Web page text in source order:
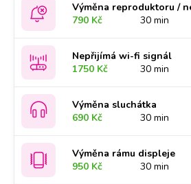
Výměna reproduktoru /
790 Kč
30 min
Nepřijímá wi-fi signál
1750 Kč
30 min
Výměna sluchátka
690 Kč
30 min
Výměna rámu displeje
950 Kč
30 min